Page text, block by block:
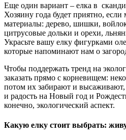
Еще один вариант – елка в
Хозяину года будет приятно,
материалы: дерево, шишки,
цитрусовые дольки и орехи,
Украсьте вашу елку фигурками
которые напоминают нам о
Чтобы поддержать тренд на
заказать прямо с корневищем:
потом их забирают и высаживают,
и радость на Новый год и
конечно, экологический аспект.
Какую елку стоит выбрать: